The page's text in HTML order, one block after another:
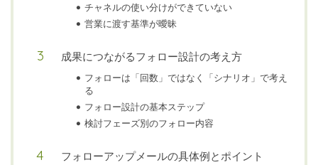
チャネルの使い分けができていない
営業に渡す基準が曖昧
成果につながるフォロー設計の考え方
フォローは「回数」ではなく「シナリオ」で考え
る
フォロー設計の基本ステップ
検討フェーズ別のフォロー内容
フォローアップメールの具体例とポイント